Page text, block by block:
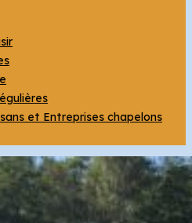
et Entreprises chapelons